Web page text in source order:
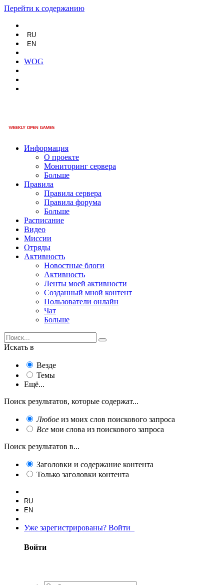
Перейти к содержанию
RU
EN
WOG
Информация
О проекте
Мониторинг сервера
Больше
Правила
Правила сервера
Правила форума
Больше
Расписание
Видео
Миссии
Отряды
Активность
Новостные блоги
Активность
Ленты моей активности
Созданный мной контент
Пользователи онлайн
Чат
Больше
Искать в
Везде
Темы
Ещё...
Поиск результатов, которые содержат...
Любое из моих слов поискового запроса
Все мои слова из поискового запроса
Поиск результатов в...
Заголовки и содержание контента
Только заголовки контента
RU
EN
Уже зарегистрированы? Войти
Войти